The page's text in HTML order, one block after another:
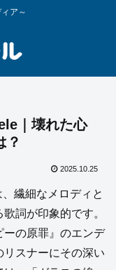
ア～
｜壊れた心
？
2025.10.25
繊細なメロディと
詞が印象的です。
ーの原罪』のエンデ
リスナーにその深い